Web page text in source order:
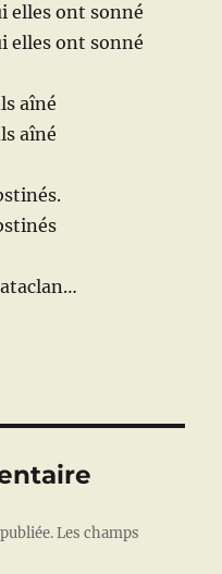
elles ont sonné
elles ont sonné
aîné
aîné
Les champs